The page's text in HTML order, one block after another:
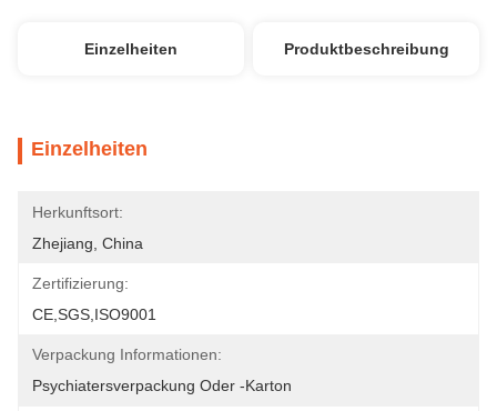
Einzelheiten Produktbeschreibung
Einzelheiten
Herkunftsort:
Zhejiang, China
Zertifizierung:
CE,SGS,ISO9001
Verpackung Informationen:
Psychiatersverpackung Oder -karton